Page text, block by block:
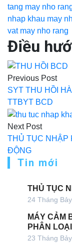
tang may nho
nhap khau may
vat may nho rang
Điều
Previous Post
SYT THU HỒI
TTBYT BCD
Next Post
THỦ TỤC NHẬP
ĐỘNG
Tin mới
THỦ TỤC
24 Tháng
MÁY CẢM
PHÂN
23 Tháng